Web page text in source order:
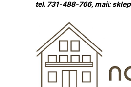
tel. 731-488-766, mail: